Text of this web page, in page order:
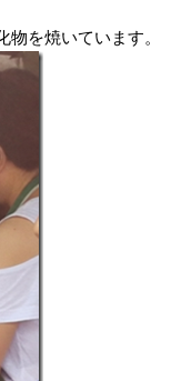
を焼いています。